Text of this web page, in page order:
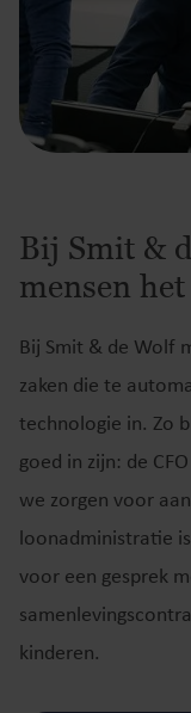
Bij Smit &
mensen
Bij Smit & de Wolf
zaken die te
technologie in. Zo
goed in zijn: de
we zorgen voor
loonadministratie
voor een gesprek
kinderen.